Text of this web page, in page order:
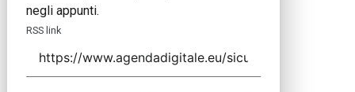
negli appunti.
RSS link